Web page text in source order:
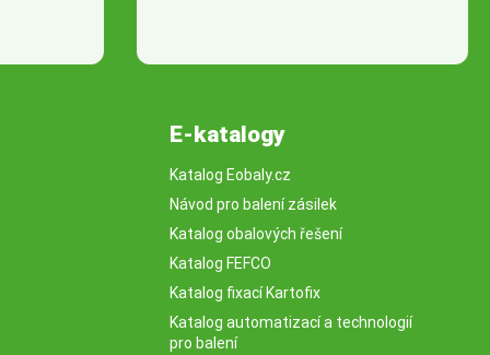
E-katalogy
Katalog Eobaly.cz
Návod pro balení zásilek
Katalog obalových řešení
Katalog FEFCO
Katalog fixací Kartofix
Katalog automatizací a technologií
pro balení